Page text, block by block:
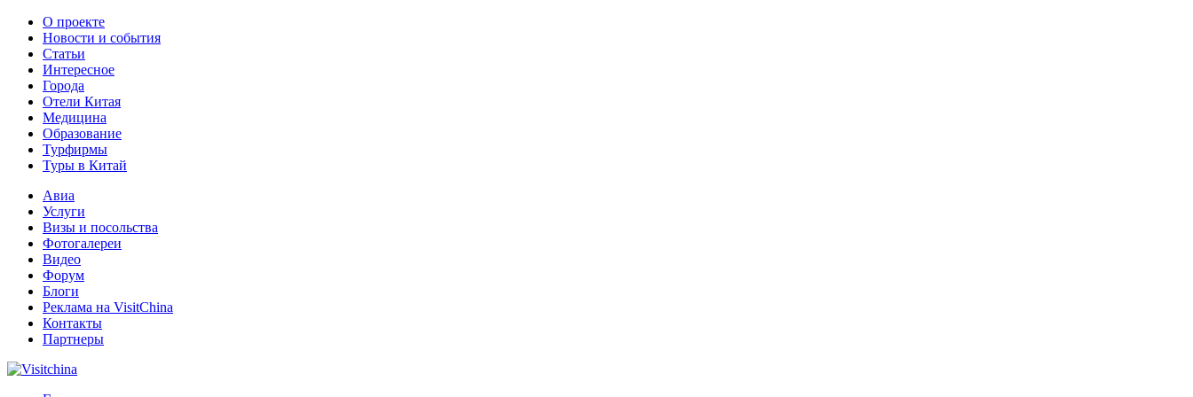
О проекте
Новости и события
Статьи
Интересное
Города
Отели Китая
Медицина
Образование
Турфирмы
Туры в Китай
Авиа
Услуги
Визы и посольства
Фотогалереи
Видео
Форум
Блоги
Реклама на VisitChina
Контакты
Партнеры